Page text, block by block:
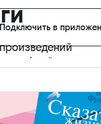
офлайн
Подключить в